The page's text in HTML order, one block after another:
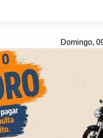
Domingo,